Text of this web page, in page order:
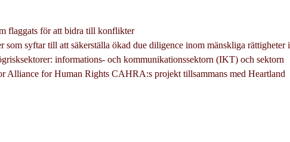
flaggats för att bidra till konflikter
som syftar till att säkerställa ökad due diligence inom mänskliga rättigheter i
informations- och kommunikationssektorn (IKT) och sektorn
Alliance for Human Rights CAHRA:s projekt tillsammans med Heartland